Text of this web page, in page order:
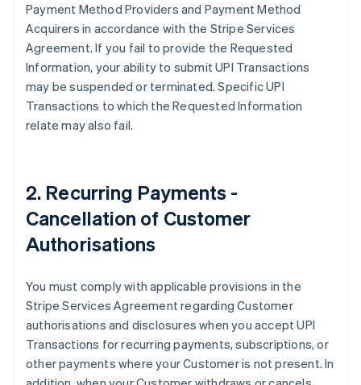
Payment Method Providers and Payment Method
Acquirers in accordance with the Stripe Services
Agreement. If you fail to provide the Requested
Information, your ability to submit UPI Transactions
may be suspended or terminated. Specific UPI
Transactions to which the Requested Information
relate may also fail.
2. Recurring Payments -
Cancellation of Customer
Authorisations
You must comply with applicable provisions in the
Stripe Services Agreement regarding Customer
authorisations and disclosures when you accept UPI
Transactions for recurring payments, subscriptions, or
other payments where your Customer is not present. In
Chine continentale
简体中文 English
Chypre
English
Croatie
Danemark
English
Espagne
EspañolEnglish
Estonie
États-Unis
Finlande
France
FrançaisEnglish
Gibraltar
English
Grèce